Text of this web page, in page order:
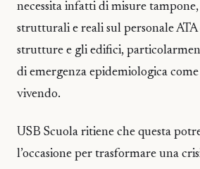
necessita infatti di misure
strutturali e reali sul personale ATA
strutture e gli edifici,
di emergenza epidemiologica
vivendo.
USB Scuola ritiene che questa
l’occasione per trasformare una